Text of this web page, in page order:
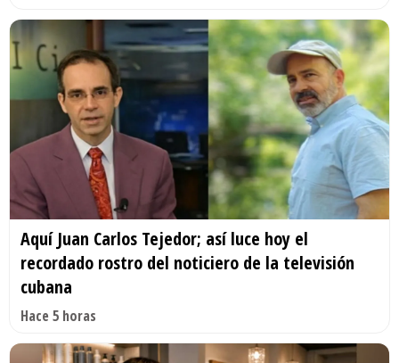
Aquí Juan Carlos Tejedor; así luce hoy el
recordado rostro del noticiero de la televisión
cubana
Hace 5 horas